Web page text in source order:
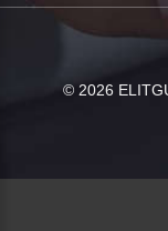
© 2026